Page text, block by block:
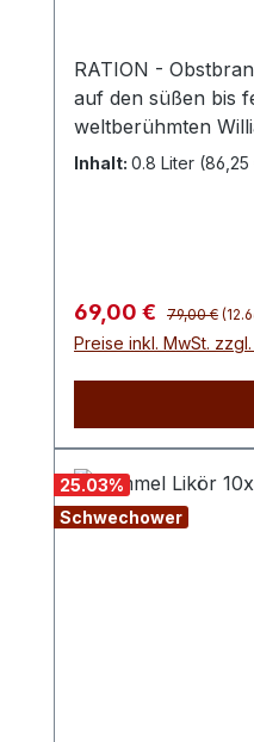
RATION -
auf den süßen bis
weltberühmten
Erntezeit der
Inhalt: 0.8 Liter (86,25
Verkaufspreis:
69,00 € Regulärer
79,00 €
Preise inkl. MwSt.
25.03%
Schwechower